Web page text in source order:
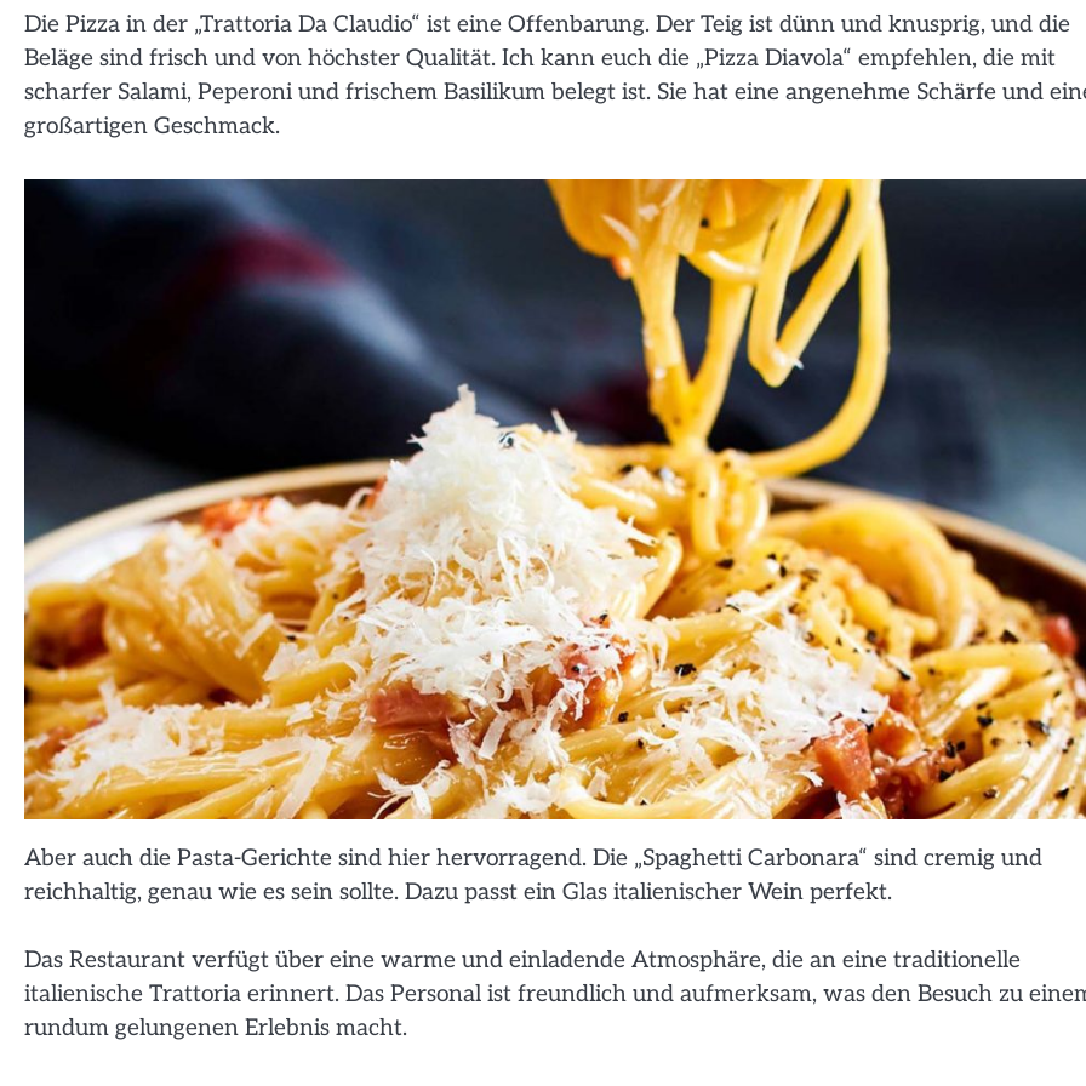
Die Pizza in der „Trattoria Da Claudio“ ist eine Offenbarung. Der Teig ist dünn und knusprig, und die
Beläge sind frisch und von höchster Qualität. Ich kann euch die „Pizza Diavola“ empfehlen, die mit
scharfer Salami, Peperoni und frischem Basilikum belegt ist. Sie hat eine angenehme Schärfe und
großartigen Geschmack.
Aber auch die Pasta-Gerichte sind hier hervorragend. Die „Spaghetti Carbonara“ sind cremig und
reichhaltig, genau wie es sein sollte. Dazu passt ein Glas italienischer Wein perfekt.
Das Restaurant verfügt über eine warme und einladende Atmosphäre, die an eine traditionelle
italienische Trattoria erinnert. Das Personal ist freundlich und aufmerksam, was den Besuch zu
rundum gelungenen Erlebnis macht.